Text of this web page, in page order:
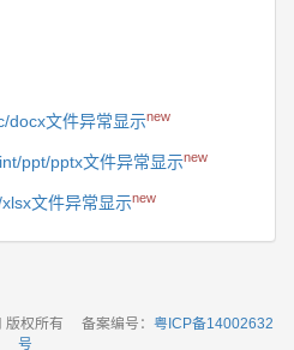
docx文件异常显示new
ppt/pptx文件异常显示new
文件异常显示new
版权所有 备案编号： 粤ICP备14002632
号